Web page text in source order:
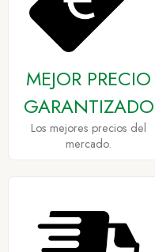
MEJOR PRECIO
GARANTIZADO
Los mejores precios del
mercado.